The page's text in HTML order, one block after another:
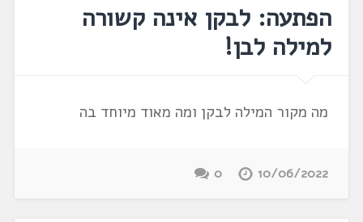
הפתעה: לבקן אינה קשורה
למילה לבן!
מה מקור המילה לבקן ומה מאוד מיוחד בה
10/06/2022
0